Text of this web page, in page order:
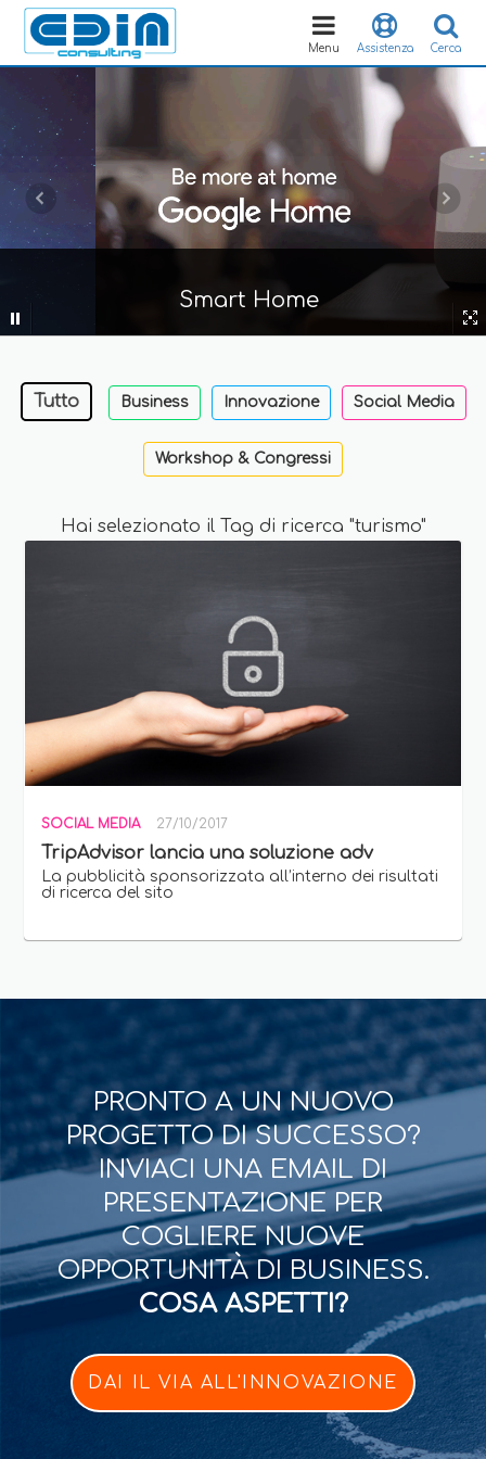
Cerca
Assistenza
Toggle
navigation
Menu
Smart Home
Tutto Business Innovazione Social Media
Workshop & Congressi
Hai selezionato il Tag di ricerca "turismo"
SOCIAL MEDIA 27/10/2017
TripAdvisor lancia una soluzione adv
La pubblicità sponsorizzata all’interno dei risultati
di ricerca del sito
PRONTO A UN NUOVO
PROGETTO DI SUCCESSO?
INVIACI UNA EMAIL DI
PRESENTAZIONE PER
COGLIERE NUOVE
OPPORTUNITÀ DI BUSINESS.
COSA ASPETTI?
DAI IL VIA ALL'INNOVAZIONE